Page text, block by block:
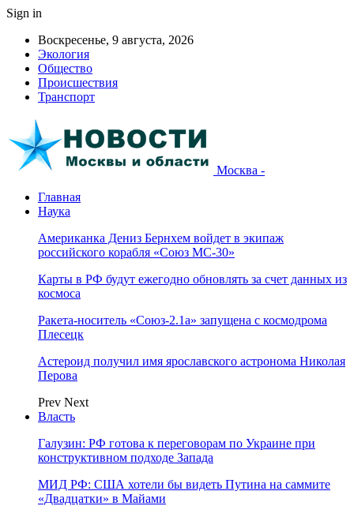
Sign in
Воскресенье, 9 августа, 2026
Экология
Общество
Происшествия
Транспорт
Москва -
Главная
Наука
Американка Дениз Бернхем войдет в экипаж
российского корабля «Союз МС-30»
Карты в РФ будут ежегодно обновлять за счет данных из
космоса
Ракета-носитель «Союз-2.1а» запущена с космодрома
Плесецк
Астероид получил имя ярославского астронома Николая
Перова
Prev Next
Власть
Галузин: РФ готова к переговорам по Украине при
конструктивном подходе Запада
МИД РФ: США хотели бы видеть Путина на саммите
«Двадцатки» в Майами